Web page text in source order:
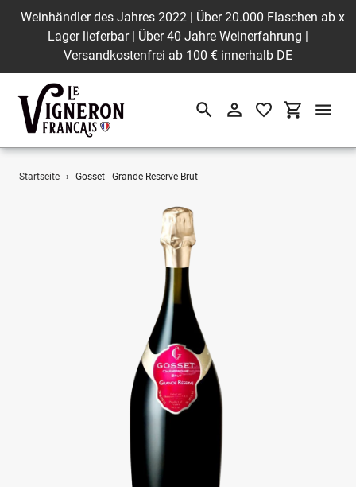
Direkt
Weinhändler des Jahres 2022 | Über 20.000 Flaschen ab
Lager lieferbar | Über 40 Jahre Weinerfahrung |
Versandkostenfrei ab 100 € innerhalb DE
x
SuchenEinloggen
Startseite › Gosset - Grande Reserve Brut